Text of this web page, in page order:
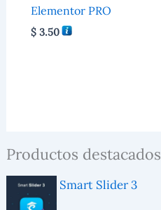
Elementor PRO
$3.50
Productos destacados
Smart Slider 3